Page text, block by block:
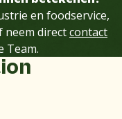
en foodservice,
neem directcontact
Team.